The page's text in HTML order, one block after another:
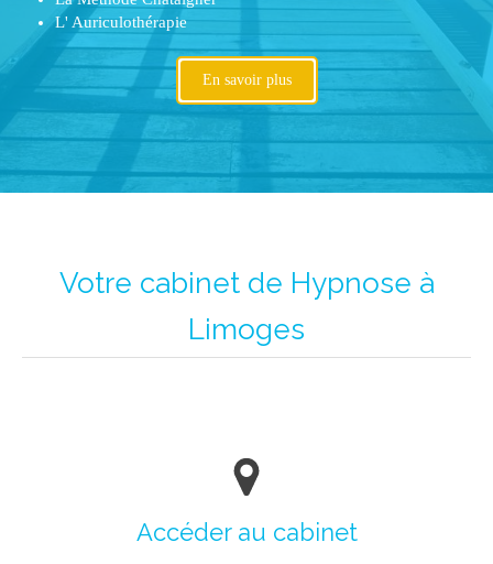
L' Auriculothérapie
En savoir plus
Votre cabinet de Hypnose à
Limoges
Accéder au cabinet